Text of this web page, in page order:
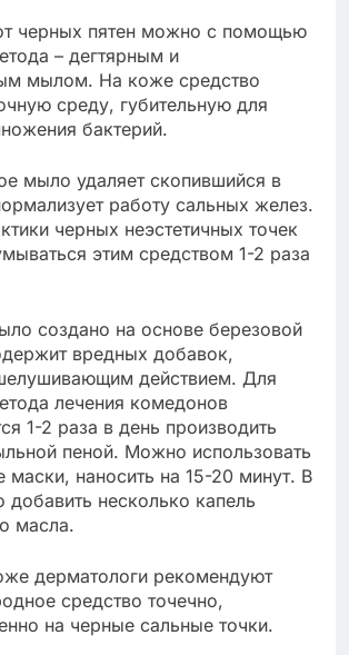
черных пятен можно с помощью
– дегтярным и
мылом. На коже средство
среду, губительную для
бактерий.
мыло удаляет скопившийся в
работу сальных желез.
черных неэстетичных точек
этим средством 1-2 раза
создано на основе березовой
вредных добавок,
действием. Для
лечения комедонов
1-2 раза в день производить
пеной. Можно использовать
маски, наносить на 15-20 минут. В
несколько капель
масла.
дерматологи рекомендуют
средство точечно,
на черные сальные точки.